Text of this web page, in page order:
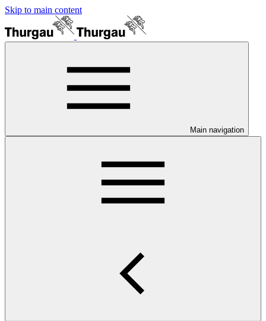
Skip to main content
Main navigation